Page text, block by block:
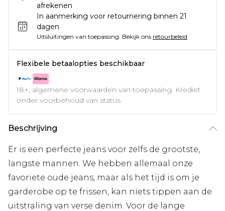
afrekenen
In aanmerking voor retournering binnen 21
dagen
Uitsluitingen van toepassing. Bekijk ons retourbeleid
Flexibele betaalopties beschikbaar
18+, algemene voorwaarden van toepassing. Krediet
onder voorbehoud van status
Beschrijving
Er is een perfecte jeans voor zelfs de grootste,
langste mannen. We hebben allemaal onze
favoriete oude jeans, maar als het tijd is om je
garderobe op te frissen, kan niets tippen aan de
uitstraling van verse denim. Voor de lange